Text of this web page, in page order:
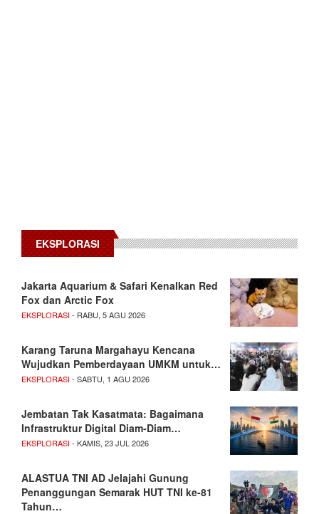
EKSPLORASI
Jakarta Aquarium & Safari Kenalkan Red
Fox dan Arctic Fox
EKSPLORASI- RABU, 5 AGU 2026
Karang Taruna Margahayu Kencana
Wujudkan Pemberdayaan UMKM untuk…
EKSPLORASI- SABTU, 1 AGU 2026
Jembatan Tak Kasatmata: Bagaimana
Infrastruktur Digital Diam-Diam…
EKSPLORASI- KAMIS, 23 JUL 2026
ALASTUA TNI AD Jelajahi Gunung
Penanggungan Semarak HUT TNI ke-81
Tahun…